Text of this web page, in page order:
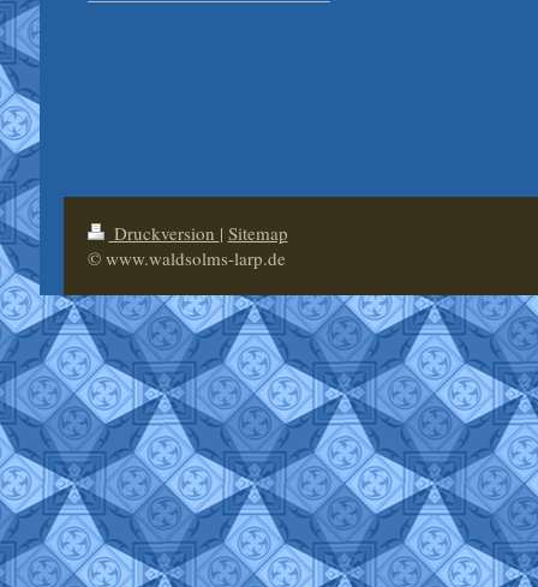
Druckversion | Sitemap
© www.waldsolms-larp.de